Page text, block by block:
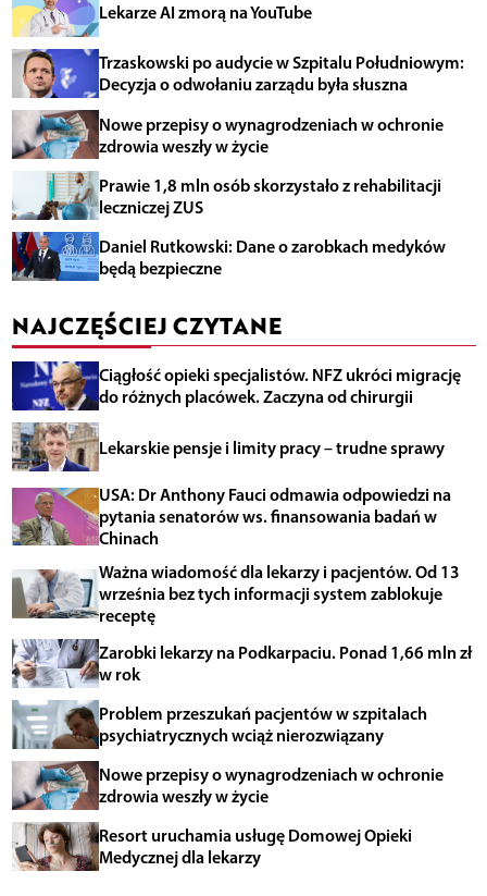
Lekarze AI zmorą na YouTube
Trzaskowski po audycie w Szpitalu Południowym:
Decyzja o odwołaniu zarządu była słuszna
Nowe przepisy o wynagrodzeniach w ochronie
zdrowia weszły w życie
Prawie 1,8 mln osób skorzystało z rehabilitacji
leczniczej ZUS
Daniel Rutkowski: Dane o zarobkach medyków
będą bezpieczne
NAJCZĘŚCIEJ CZYTANE
Ciągłość opieki specjalistów. NFZ ukróci migrację
do różnych placówek. Zaczyna od chirurgii
Lekarskie pensje i limity pracy – trudne sprawy
USA: Dr Anthony Fauci odmawia odpowiedzi na
pytania senatorów ws. finansowania badań w
Chinach
Ważna wiadomość dla lekarzy i pacjentów. Od 13
września bez tych informacji system zablokuje
receptę
Zarobki lekarzy na Podkarpaciu. Ponad 1,66 mln zł
w rok
Problem przeszukań pacjentów w szpitalach
psychiatrycznych wciąż nierozwiązany
Nowe przepisy o wynagrodzeniach w ochronie
zdrowia weszły w życie
Resort uruchamia usługę Domowej Opieki
Medycznej dla lekarzy